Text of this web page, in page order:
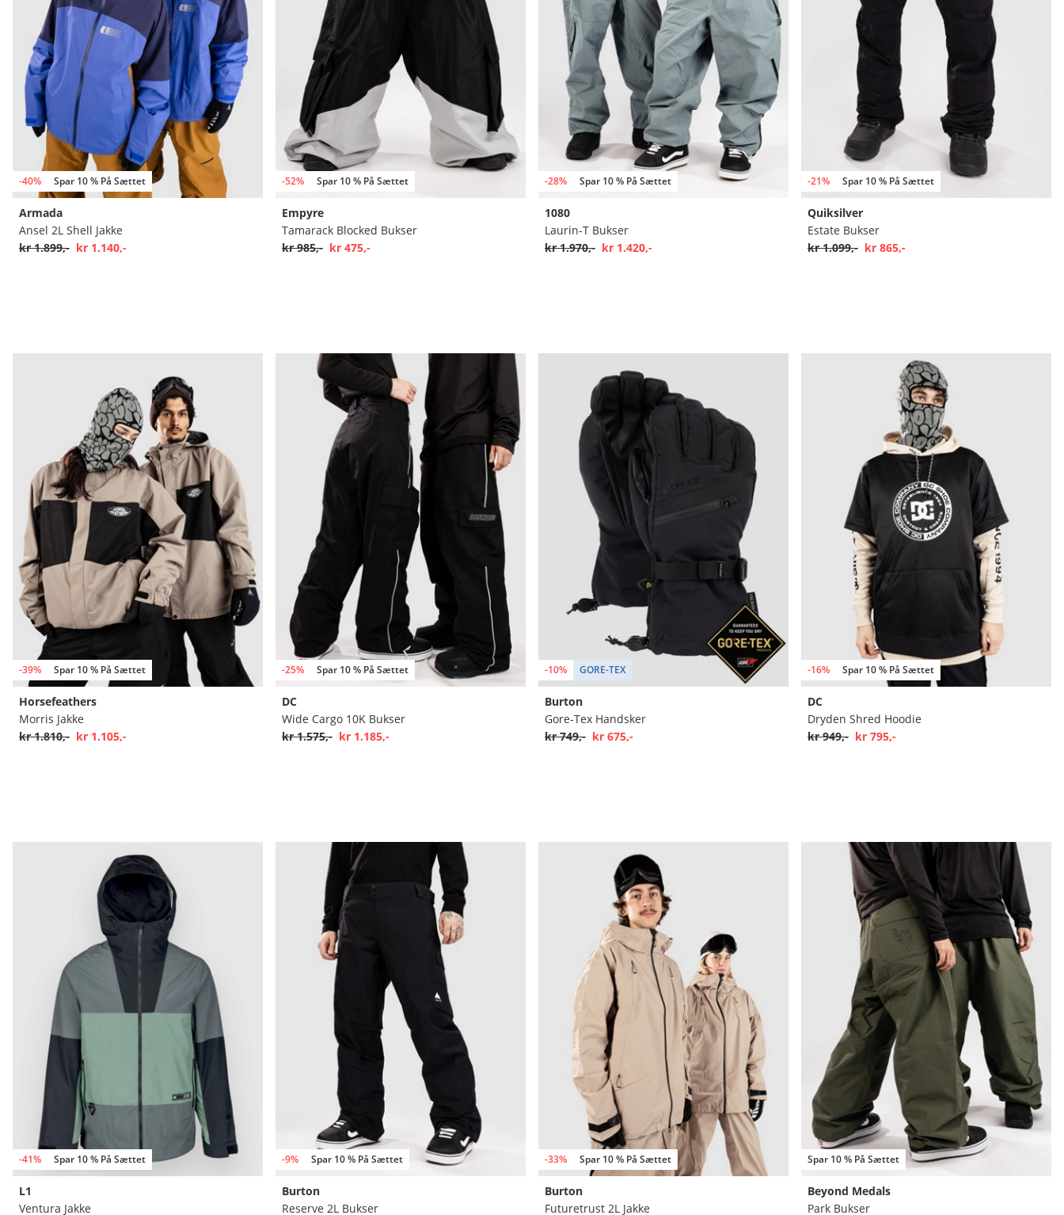
-40% Spar 10 % På Sættet
Armada
Ansel 2L Shell Jakke
kr 1.899,- kr 1.140,-
-52% Spar 10 % På Sættet
Empyre
Tamarack Blocked Bukser
kr 985,- kr 475,-
-28% Spar 10 % På Sættet
1080
Laurin-T Bukser
kr 1.970,- kr 1.420,-
-21% Spar 10 % På Sættet
Quiksilver
Estate Bukser
kr 1.099,- kr 865,-
-39% Spar 10 % På Sættet
Horsefeathers
Morris Jakke
kr 1.810,- kr 1.105,-
-25% Spar 10 % På Sættet
DC
Wide Cargo 10K Bukser
kr 1.575,- kr 1.185,-
-10% GORE-TEX
Burton
Gore-Tex Handsker
kr 749,- kr 675,-
-16% Spar 10 % På Sættet
DC
Dryden Shred Hoodie
kr 949,- kr 795,-
-41% Spar 10 % På Sættet
L1
Ventura Jakke
-9% Spar 10 % På Sættet
Burton
Reserve 2L Bukser
-33% Spar 10 % På Sættet
Burton
Futuretrust 2L Jakke
Spar 10 % På Sættet
Beyond Medals
Park Bukser